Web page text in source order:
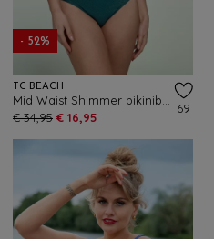
- 52%
TC BEACH
€ 34,95 € 16,95
69